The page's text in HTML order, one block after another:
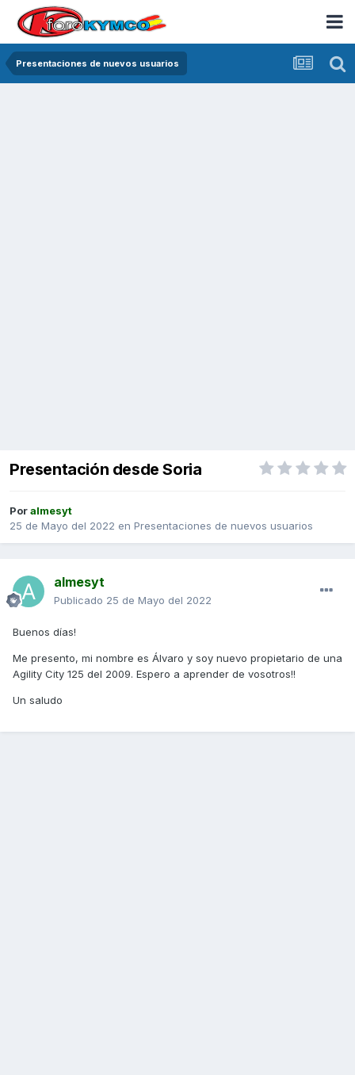
Presentaciones de nuevos usuarios
Presentación desde Soria
Poralmesyt
25 de Mayo del 2022 en Presentaciones de nuevos usuarios
almesyt
Publicado 25 de Mayo del 2022
Buenos días!
Me presento, mi nombre es Álvaro y soy nuevo propietario de una
Agility City 125 del 2009. Espero a aprender de vosotros!!
Un saludo